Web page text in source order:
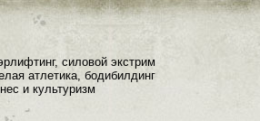
силовой экстрим
атлетика, бодибилдинг
и культуризм